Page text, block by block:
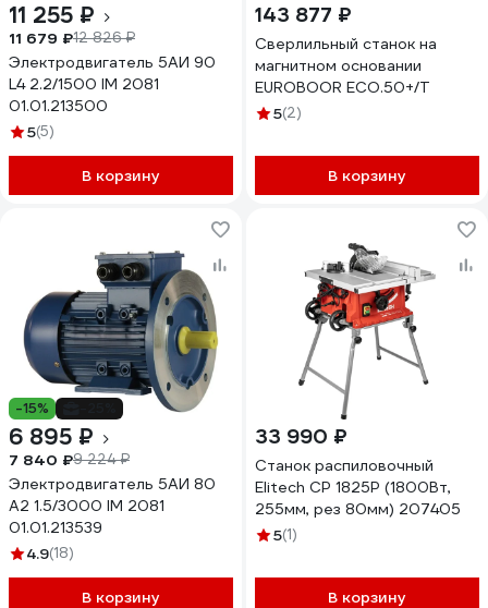
11 255 ₽
11 679 ₽12 826 ₽
Электродвигатель 5АИ 90
L4 2.2/1500 IM 2081
01.01.213500
5(5)
В корзину
143 877 ₽
Сверлильный станок на
магнитном основании
EUROBOOR ECO.50+/T
5(2)
В корзину
-15%
6 895 ₽
7 840 ₽9 224 ₽
Электродвигатель 5АИ 80
А2 1.5/3000 IM 2081
01.01.213539
4.9(18)
В корзину
33 990 ₽
Станок распиловочный
Elitech СР 1825P (1800Вт,
255мм, рез 80мм) 207405
5(1)
В корзину